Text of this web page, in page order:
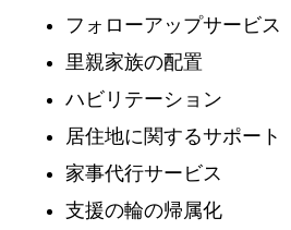
フォローアップサービス
里親家族の配置
ハビリテーション
居住地に関するサポート
家事代行サービス
支援の輪の帰属化